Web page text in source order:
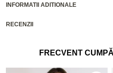
INFORMATII ADITIONALE
RECENZII
FRECVENT